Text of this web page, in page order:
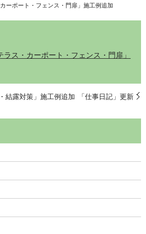
ーポート・フェンス・門扉」施工例追加
ラス・カーポート・フェンス・門扉」
結露対策」施工例追加 「仕事日記」更新